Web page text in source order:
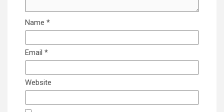
Name *
Email *
Website